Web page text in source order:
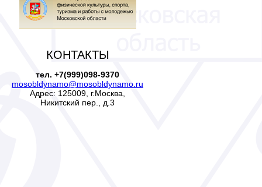
КОНТАКТЫ
тел. +7(999)098-9370
mosobldynamo@mosobldynamo.ru
Адрес: 125009, г.Москва,
Никитский пер., д.3